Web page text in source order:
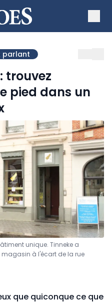
parlant
trouvez
pied dans un
unique. Tinneke a
à l'écart de la rue
que quiconque ce que